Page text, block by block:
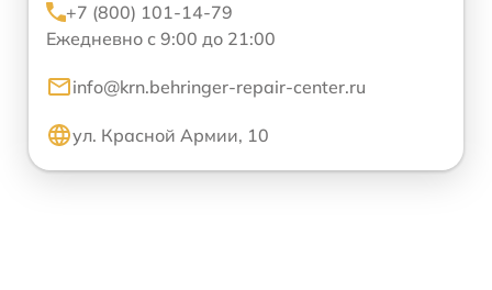
+7 (800) 101-14-79
Ежедневно с 9:00 до 21:00
info@krn.behringer-repair-center.ru
ул. Красной Армии, 10